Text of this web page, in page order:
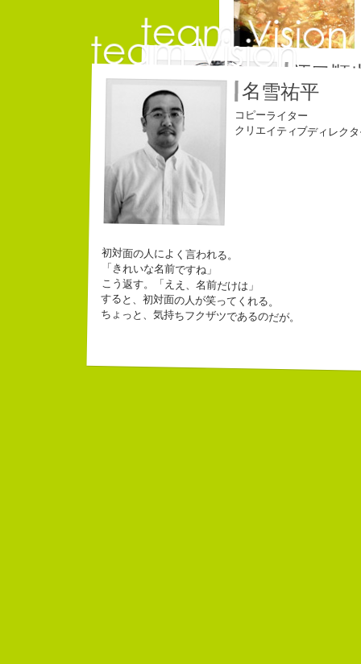
チームVision 事務局長
江口順
コピーライター
10周年キャンペーン中です。
beacon communications 勤務
名雪祐平
コピーライター
クリエイティブディレク
初対面の人によく言われる。
「きれいな名前ですね」
こう返す。「ええ、名前だけは」
すると、初対面の人が笑ってくれる。
ちょっと、気持ちフクザツであるのだが。